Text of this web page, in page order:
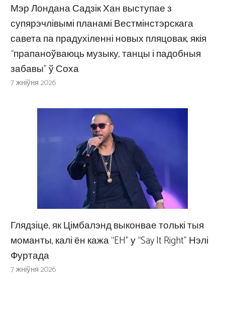
Мэр Лондана Садзік Хан выступае з
супярэчлівымі планамі Вестмінстэрскага
савета па прадухіленні новых пляцовак, якія
“прапаноўваюць музыку, танцы і падобныя
забавы” ў Соха
7 жніўня 2026
Глядзіце, як Цімбалэнд выконвае толькі тыя
моманты, калі ён кажа “EH” у “Say It Right” Нэлі
Фуртада
7 жніўня 2026